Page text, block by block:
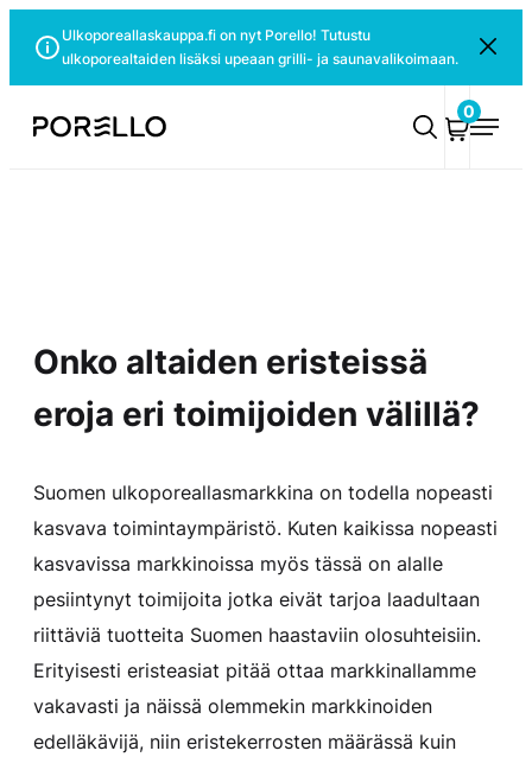
suoraan
Ulkoporeallaskauppa.fi on nyt Porello! Tutustu
ulkoporealtaiden lisäksi upeaan grilli- ja saunavalikoimaan.
Sulje
Porello
0
Onko altaiden eristeissä
eroja eri toimijoiden välillä?
Suomen ulkoporeallasmarkkina on todella nopeasti
kasvava toimintaympäristö. Kuten kaikissa nopeasti
kasvavissa markkinoissa myös tässä on alalle
pesiintynyt toimijoita jotka eivät tarjoa laadultaan
riittäviä tuotteita Suomen haastaviin olosuhteisiin.
Erityisesti eristeasiat pitää ottaa markkinallamme
vakavasti ja näissä olemmekin markkinoiden
edelläkävijä, niin eristekerrosten määrässä kuin